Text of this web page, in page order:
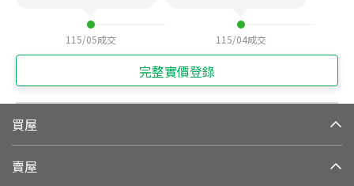
115/05成交 115/04成交
完整實價登錄
買屋
賣屋